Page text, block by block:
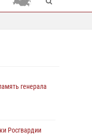
генерала
Росгвардии